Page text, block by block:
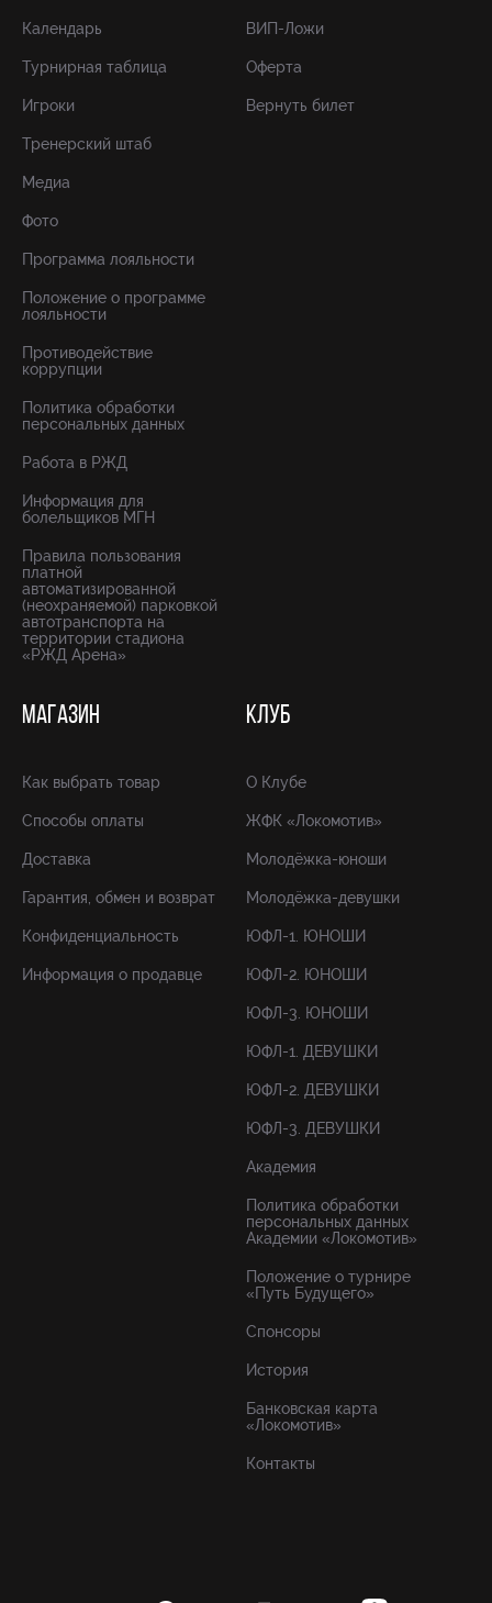
Календарь
Турнирная таблица
Игроки
Тренерский штаб
Медиа
Фото
Программа лояльности
Положение о программе
лояльности
Противодействие
коррупции
Политика обработки
персональных данных
Работа в РЖД
Информация для
болельщиков МГН
Правила пользования
платной
автоматизированной
(неохраняемой) парковкой
автотранспорта на
территории стадиона
«РЖД Арена»
ВИП-Ложи
Оферта
Вернуть билет
МАГАЗИН
Как выбрать товар
Способы оплаты
Доставка
Гарантия, обмен и возврат
Конфиденциальность
Информация о продавце
КЛУБ
О Клубе
ЖФК «Локомотив»
Молодёжка-юноши
Молодёжка-девушки
ЮФЛ-1. ЮНОШИ
ЮФЛ-2. ЮНОШИ
ЮФЛ-3. ЮНОШИ
ЮФЛ-1. ДЕВУШКИ
ЮФЛ-2. ДЕВУШКИ
ЮФЛ-3. ДЕВУШКИ
Академия
Политика обработки
персональных данных
Академии «Локомотив»
Положение о турнире
«Путь Будущего»
Спонсоры
История
Банковская карта
«Локомотив»
Контакты